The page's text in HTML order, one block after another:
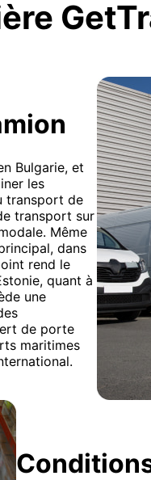
Bulgarie, et
les
transport de
transport sur
Même
dans
rend le
quant à
une
de porte
maritimes